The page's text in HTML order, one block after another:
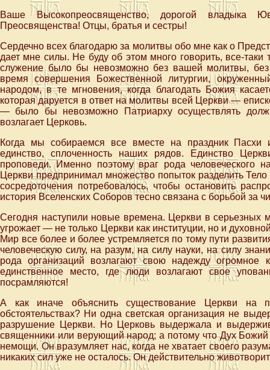
Ваше Высокопреосвященство, дорогой владыка
Преосвященства! Отцы, братья и сестры!
Сердечно всех благодарю за молитвы обо мне как о
дает мне силы. Не буду об этом много говорить, все-таки
служение было бы невозможно без вашей молитвы,
время совершения Божественной литургии,
народом, в те мгновения, когда благодать Божия
которая даруется в ответ на молитвы всей Церкви —
— было бы невозможно Патриарху осуществлять
возлагает Церковь.
Когда мы собираемся все вместе на праздник Пасхи
единство, сплоченность наших рядов. Единство
проповеди. Именно поэтому враг рода человеческого
Церкви предпринимал множество попыток разделить
сосредоточения потребовалось, чтобы остановить
история Вселенских Соборов тесно связана с борьбой за
Сегодня наступили новые времена. Церкви в серьезных
угрожает — не только Церкви как институции, но и
Мир все более и более устремляется по тому пути
человеческую силу, на разум, на силу науки, на силу
рода организаций возлагают свою надежду
единственное место, где люди возлагают свое
посрамляются!
А как иначе объяснить существование Церкви на
обстоятельствах? Ни одна светская организация не
разрушение Церкви. Но Церковь выдержала и
священники или верующий народ; а потому что Дух
немощи. Он вразумляет нас, когда не хватает своего
никаких сил уже не осталось. Он действительно